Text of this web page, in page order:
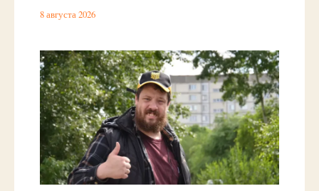
8 августа 2026